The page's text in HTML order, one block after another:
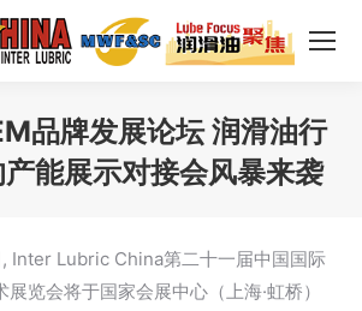
品牌发展论坛 润滑油行
能展示对接会风暴来袭
Inter Lubric China第二十一届中国国际
览会将于国家会展中心（上海·虹桥）